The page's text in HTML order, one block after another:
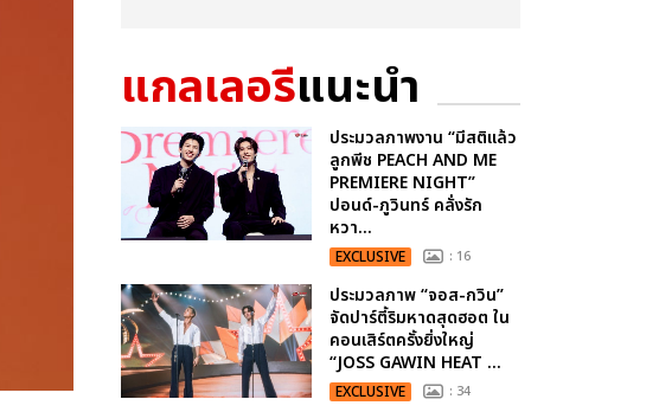
แกลเลอรีแนะนำ
ประมวลภาพงาน “มีสติแล้ว
ลูกพีช PEACH AND ME
PREMIERE NIGHT”
ปอนด์-ภูวินทร์ คลั่งรัก
หวา...
EXCLUSIVE : 16
ประมวลภาพ “จอส-กวิน”
จัดปาร์ตี้ริมหาดสุดฮอต ใน
คอนเสิร์ตครั้งยิ่งใหญ่
“JOSS GAWIN HEAT ...
EXCLUSIVE : 34